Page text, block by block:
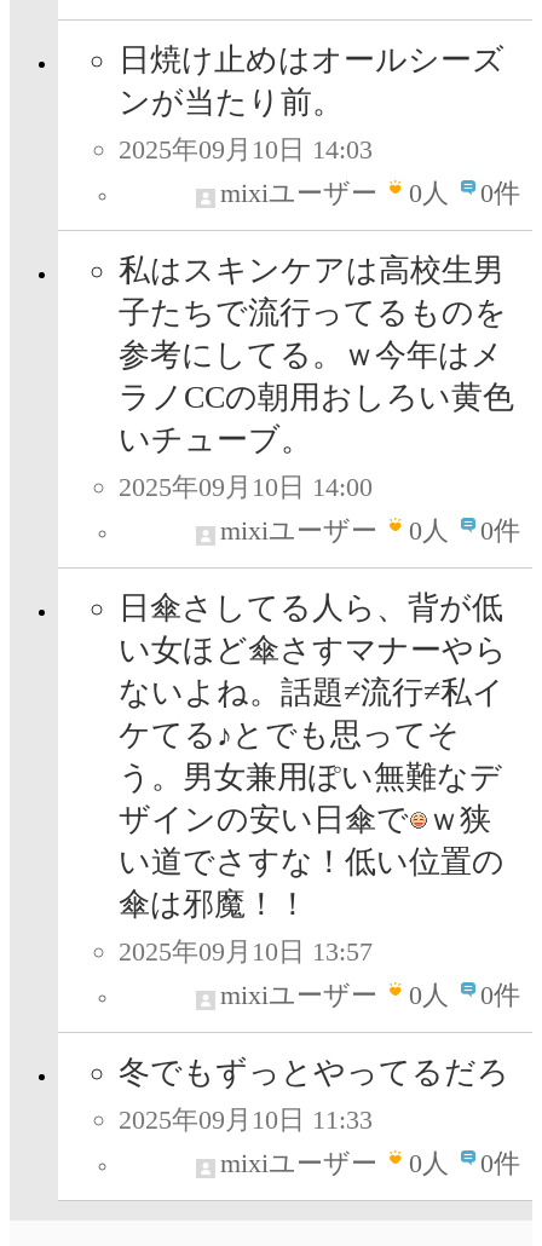
日焼け止めはオールシーズ
ンが当たり前。
2025年09月10日 14:03
mixiユーザー
0人 0件
私はスキンケアは高校生男
子たちで流行ってるものを
参考にしてる。ｗ今年はメ
ラノCCの朝用おしろい黄色
いチューブ。
2025年09月10日 14:00
mixiユーザー
0人 0件
日傘さしてる人ら、背が低
い女ほど傘さすマナーやら
ないよね。話題≠流行≠私イ
ケてる♪とでも思ってそ
う。男女兼用ぽい無難なデ
ザインの安い日傘で
ｗ狭
い道でさすな！低い位置の
傘は邪魔！！
2025年09月10日 13:57
mixiユーザー
0人 0件
冬でもずっとやってるだろ
2025年09月10日 11:33
mixiユーザー
0人 0件